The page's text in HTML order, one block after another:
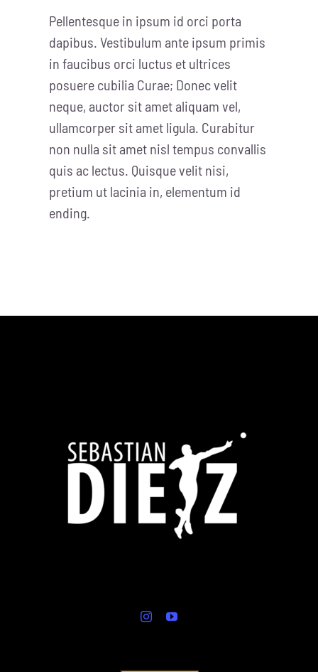
Pellentesque in ipsum id orci porta
dapibus. Vestibulum ante ipsum primis
in faucibus orci luctus et ultrices
posuere cubilia Curae; Donec velit
neque, auctor sit amet aliquam vel,
ullamcorper sit amet ligula. Curabitur
non nulla sit amet nisl tempus convallis
quis ac lectus. Quisque velit nisi,
pretium ut lacinia in, elementum id
ending.